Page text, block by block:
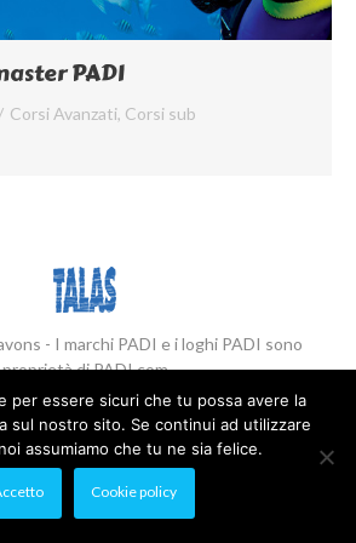
PADI
Corsi Avanzati, Corsi sub
- I marchi PADI e i loghi PADI sono
proprietà di PADI.com
Main Menu IT
IT049004C2HXFLDWMO,
IT049004C2DDT6KYCQ,
per essere sicuri che tu possa avere la
sul nostro sito. Se continui ad utilizzare
assumiamo che tu ne sia felice.
Cookie policy